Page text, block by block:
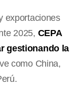
exportaciones
2025, CEPA
gestionando la
como China,